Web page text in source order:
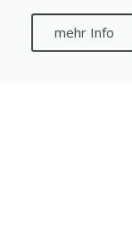
mehr Info